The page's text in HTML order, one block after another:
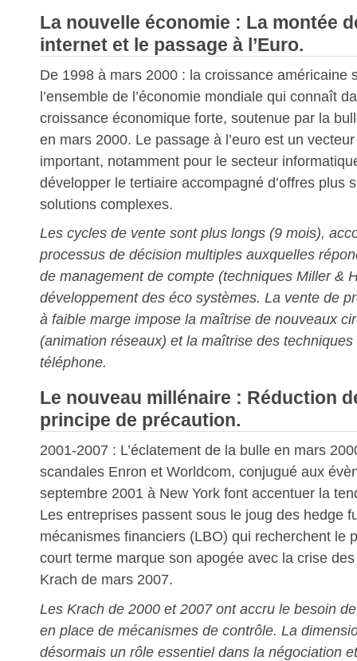
La nouvelle économie : La montée
internet et le passage à l’Euro.
De 1998 à mars 2000 : la croissance américaine
l’ensemble de l’économie mondiale qui connaît
croissance économique forte, soutenue par la
en mars 2000. Le passage à l’euro est un
important, notamment pour le secteur
développer le tertiaire accompagné d’offres plus
solutions complexes.
Les cycles de vente sont plus longs (9 mois),
processus de décision multiples auxquelles
de management de compte (techniques Miller &
développement des éco systèmes. La vente de
à faible marge impose la maîtrise de nouveaux
(animation réseaux) et la maîtrise des
téléphone.
Le nouveau millénaire : Réduction
principe de précaution.
2001-2007 : L’éclatement de la bulle en mars
scandales Enron et Worldcom, conjugué aux
septembre 2001 à New York font accentuer la
Les entreprises passent sous le joug des hedge
mécanismes financiers (LBO) qui recherchent le
court terme marque son apogée avec la crise
Krach de mars 2007.
Les Krach de 2000 et 2007 ont accru le besoin
en place de mécanismes de contrôle. La
désormais un rôle essentiel dans la négociation